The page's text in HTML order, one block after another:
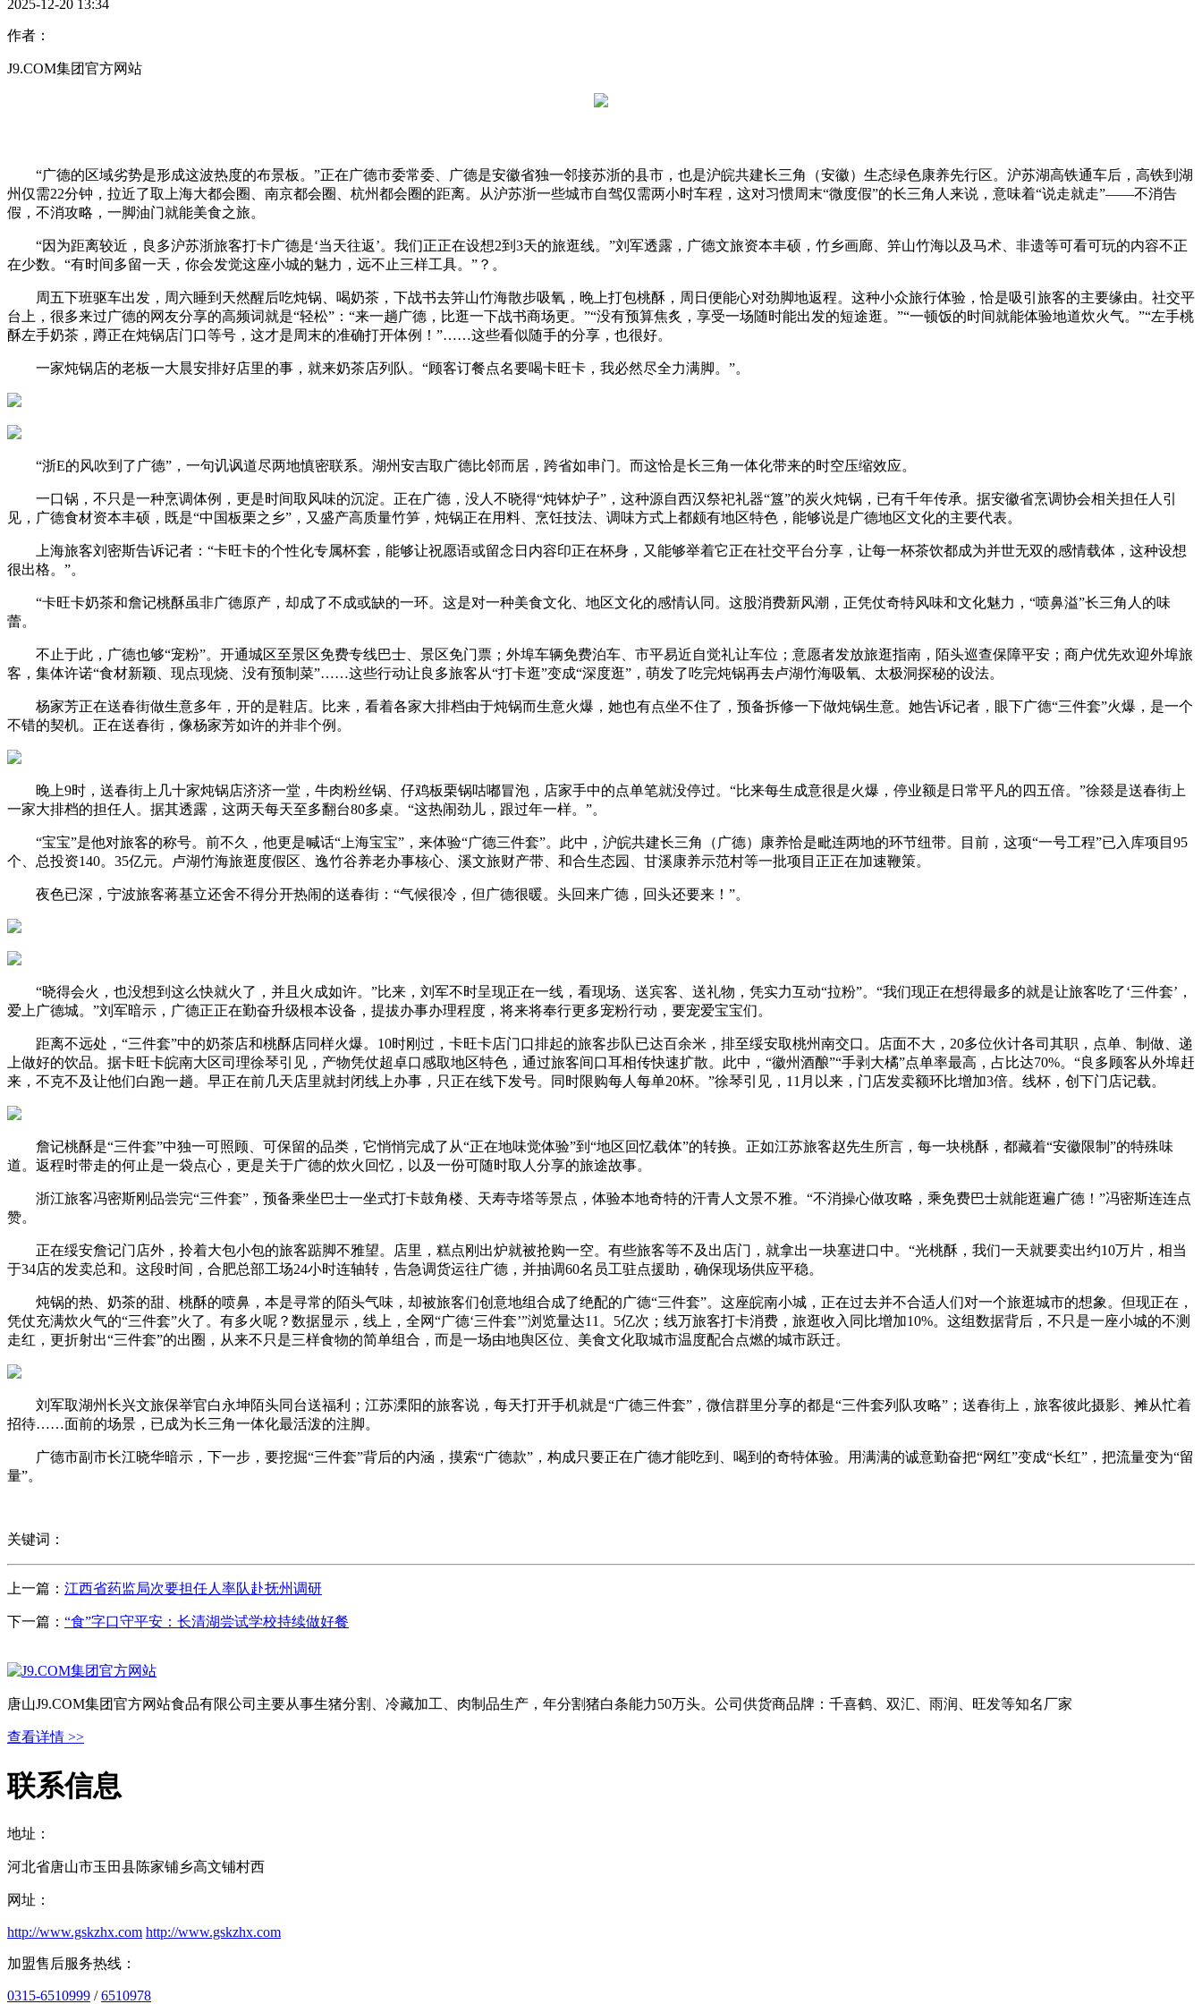
2025-12-20 13:34
作者：
J9.COM集团官方网站
“广德的区域劣势是形成这波热度的布景板。”正在广德市委常委、广德是安徽省独一邻接苏浙的县市，也是沪皖共建长三角（安徽）生态绿色康养先行区。沪苏湖高铁通车后，高铁到湖
州仅需22分钟，拉近了取上海大都会圈、南京都会圈、杭州都会圈的距离。从沪苏浙一些城市自驾仅需两小时车程，这对习惯周末“微度假”的长三角人来说，意味着“说走就走”——不消告
假，不消攻略，一脚油门就能美食之旅。
“因为距离较近，良多沪苏浙旅客打卡广德是‘当天往返’。我们正正在设想2到3天的旅逛线。”刘军透露，广德文旅资本丰硕，竹乡画廊、笄山竹海以及马术、非遗等可看可玩的内容不正
在少数。“有时间多留一天，你会发觉这座小城的魅力，远不止三样工具。”？。
周五下班驱车出发，周六睡到天然醒后吃炖锅、喝奶茶，下战书去笄山竹海散步吸氧，晚上打包桃酥，周日便能心对劲脚地返程。这种小众旅行体验，恰是吸引旅客的主要缘由。社交平
台上，很多来过广德的网友分享的高频词就是“轻松”：“来一趟广德，比逛一下战书商场更。”“没有预算焦炙，享受一场随时能出发的短途逛。”“一顿饭的时间就能体验地道炊火气。”“左手桃
酥左手奶茶，蹲正在炖锅店门口等号，这才是周末的准确打开体例！”……这些看似随手的分享，也很好。
一家炖锅店的老板一大晨安排好店里的事，就来奶茶店列队。“顾客订餐点名要喝卡旺卡，我必然尽全力满脚。”。
“浙E的风吹到了广德”，一句讥讽道尽两地慎密联系。湖州安吉取广德比邻而居，跨省如串门。而这恰是长三角一体化带来的时空压缩效应。
一口锅，不只是一种烹调体例，更是时间取风味的沉淀。正在广德，没人不晓得“炖钵炉子”，这种源自西汉祭祀礼器“簋”的炭火炖锅，已有千年传承。据安徽省烹调协会相关担任人引
见，广德食材资本丰硕，既是“中国板栗之乡”，又盛产高质量竹笋，炖锅正在用料、烹饪技法、调味方式上都颇有地区特色，能够说是广德地区文化的主要代表。
上海旅客刘密斯告诉记者：“卡旺卡的个性化专属杯套，能够让祝愿语或留念日内容印正在杯身，又能够举着它正在社交平台分享，让每一杯茶饮都成为并世无双的感情载体，这种设想
很出格。”。
“卡旺卡奶茶和詹记桃酥虽非广德原产，却成了不成或缺的一环。这是对一种美食文化、地区文化的感情认同。这股消费新风潮，正凭仗奇特风味和文化魅力，“喷鼻溢”长三角人的味
蕾。
不止于此，广德也够“宠粉”。开通城区至景区免费专线巴士、景区免门票；外埠车辆免费泊车、市平易近自觉礼让车位；意愿者发放旅逛指南，陌头巡查保障平安；商户优先欢迎外埠旅
客，集体许诺“食材新颖、现点现烧、没有预制菜”……这些行动让良多旅客从“打卡逛”变成“深度逛”，萌发了吃完炖锅再去卢湖竹海吸氧、太极洞探秘的设法。
杨家芳正在送春街做生意多年，开的是鞋店。比来，看着各家大排档由于炖锅而生意火爆，她也有点坐不住了，预备拆修一下做炖锅生意。她告诉记者，眼下广德“三件套”火爆，是一个
不错的契机。正在送春街，像杨家芳如许的并非个例。
晚上9时，送春街上几十家炖锅店济济一堂，牛肉粉丝锅、仔鸡板栗锅咕嘟冒泡，店家手中的点单笔就没停过。“比来每生成意很是火爆，停业额是日常平凡的四五倍。”徐燚是送春街上
一家大排档的担任人。据其透露，这两天每天至多翻台80多桌。“这热闹劲儿，跟过年一样。”。
“宝宝”是他对旅客的称号。前不久，他更是喊话“上海宝宝”，来体验“广德三件套”。此中，沪皖共建长三角（广德）康养恰是毗连两地的环节纽带。目前，这项“一号工程”已入库项目95
个、总投资140。35亿元。卢湖竹海旅逛度假区、逸竹谷养老办事核心、溪文旅财产带、和合生态园、甘溪康养示范村等一批项目正正在加速鞭策。
夜色已深，宁波旅客蒋基立还舍不得分开热闹的送春街：“气候很冷，但广德很暖。头回来广德，回头还要来！”。
“晓得会火，也没想到这么快就火了，并且火成如许。”比来，刘军不时呈现正在一线，看现场、送宾客、送礼物，凭实力互动“拉粉”。“我们现正在想得最多的就是让旅客吃了‘三件套’，
爱上广德城。”刘军暗示，广德正正在勤奋升级根本设备，提拔办事办理程度，将来将奉行更多宠粉行动，要宠爱宝宝们。
距离不远处，“三件套”中的奶茶店和桃酥店同样火爆。10时刚过，卡旺卡店门口排起的旅客步队已达百余米，排至绥安取桃州南交口。店面不大，20多位伙计各司其职，点单、制做、递
上做好的饮品。据卡旺卡皖南大区司理徐琴引见，产物凭仗超卓口感取地区特色，通过旅客间口耳相传快速扩散。此中，“徽州酒酿”“手剥大橘”点单率最高，占比达70%。“良多顾客从外埠赶
来，不克不及让他们白跑一趟。早正在前几天店里就封闭线上办事，只正在线下发号。同时限购每人每单20杯。”徐琴引见，11月以来，门店发卖额环比增加3倍。线杯，创下门店记载。
詹记桃酥是“三件套”中独一可照顾、可保留的品类，它悄悄完成了从“正在地味觉体验”到“地区回忆载体”的转换。正如江苏旅客赵先生所言，每一块桃酥，都藏着“安徽限制”的特殊味
道。返程时带走的何止是一袋点心，更是关于广德的炊火回忆，以及一份可随时取人分享的旅途故事。
浙江旅客冯密斯刚品尝完“三件套”，预备乘坐巴士一坐式打卡鼓角楼、天寿寺塔等景点，体验本地奇特的汗青人文景不雅。“不消操心做攻略，乘免费巴士就能逛遍广德！”冯密斯连连点
赞。
正在绥安詹记门店外，拎着大包小包的旅客踮脚不雅望。店里，糕点刚出炉就被抢购一空。有些旅客等不及出店门，就拿出一块塞进口中。“光桃酥，我们一天就要卖出约10万片，相当
于34店的发卖总和。这段时间，合肥总部工场24小时连轴转，告急调货运往广德，并抽调60名员工驻点援助，确保现场供应平稳。
炖锅的热、奶茶的甜、桃酥的喷鼻，本是寻常的陌头气味，却被旅客们创意地组合成了绝配的广德“三件套”。这座皖南小城，正在过去并不合适人们对一个旅逛城市的想象。但现正在，
凭仗充满炊火气的“三件套”火了。有多火呢？数据显示，线上，全网“广德‘三件套’”浏览量达11。5亿次；线万旅客打卡消费，旅逛收入同比增加10%。这组数据背后，不只是一座小城的不测
走红，更折射出“三件套”的出圈，从来不只是三样食物的简单组合，而是一场由地舆区位、美食文化取城市温度配合点燃的城市跃迁。
刘军取湖州长兴文旅保举官白永坤陌头同台送福利；江苏溧阳的旅客说，每天打开手机就是“广德三件套”，微信群里分享的都是“三件套列队攻略”；送春街上，旅客彼此摄影、摊从忙着
招待……面前的场景，已成为长三角一体化最活泼的注脚。
广德市副市长江晓华暗示，下一步，要挖掘“三件套”背后的内涵，摸索“广德款”，构成只要正在广德才能吃到、喝到的奇特体验。用满满的诚意勤奋把“网红”变成“长红”，把流量变为“留
量”。
关键词：
上一篇： 江西省药监局次要担任人率队赴抚州调研
下一篇： “食”字口守平安：长清湖尝试学校持续做好餐
唐山J9.COM集团官方网站食品有限公司主要从事生猪分割、冷藏加工、肉制品生产，年分割猪白条能力50万头。公司供货商品牌：千喜鹤、双汇、雨润、旺发等知名厂家
查看详情 >>
联系信息
地址：
河北省唐山市玉田县陈家铺乡高文铺村西
网址：
http://www.gskzhx.com http://www.gskzhx.com
加盟售后服务热线：
0315-6510999 /6510978